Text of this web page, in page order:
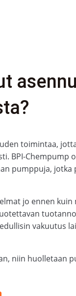
toimintaa,
BPI-Chempump
pumppuja, jotka
jo ennen kuin
vakuutus
niin huolletaan